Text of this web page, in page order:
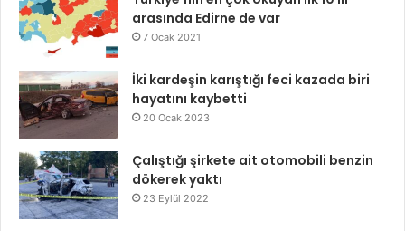
arasında Edirne de var
7 Ocak 2021
İki kardeşin karıştığı feci kazada biri
hayatını kaybetti
20 Ocak 2023
Çalıştığı şirkete ait otomobili benzin
dökerek yaktı
23 Eylül 2022